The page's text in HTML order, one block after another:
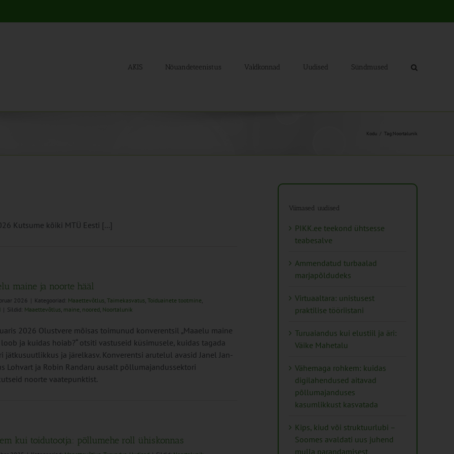
AKIS Nõuandeteenistus Valdkonnad Uudised Sündmused
Kodu Tag:Noortalunik
Kutsume kõiki MTÜ Eesti [...]
maine ja noorte hääl
2026 | Kategooriad: Maaettevõtlus, Taimekasvatus, Toiduainete tootmine,
| Sildid: Maaettevõtlus, maine, noored, Noortalunik
2026 Olustvere mõisas toimunud konverentsil „Maaelu maine
ja kuidas hoiab?“ otsiti vastuseid küsimusele, kuidas tagada
jätkusuutlikkus ja järelkasv. Konverentsi arutelul avasid Janel Jan-
Lohvart ja Robin Randaru ausalt põllumajandussektori
noorte vaatepunktist.
kui toidutootja: põllumehe roll ühiskonnas
Viimased uudised
PIKK.ee teekond ühtsesse
teabesalve
Ammendatud turbaalad
marjapõldudeks
Virtuaaltara: unistusest
praktilise tööriistani
Turuaiandus kui elustiil ja äri:
Väike Mahetalu
Vähemaga rohkem: kuidas
digilahendused aitavad
põllumajanduses
kasumlikkust kasvatada
Kips, kiud või struktuurlubi –
Soomes avaldati uus juhend
mulla parandamisest